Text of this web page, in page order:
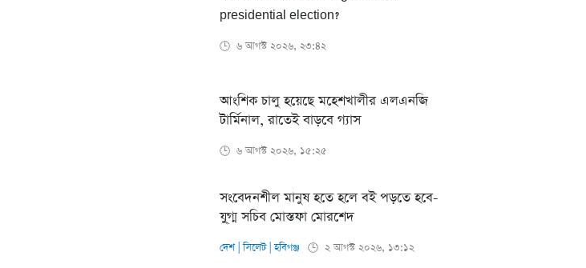
presidential election?
🕒 ৬ আগস্ট ২০২৬, ২৩:৪২
আংশিক চালু হয়েছে মহেশখালীর এলএনজি
টার্মিনাল, রাতেই বাড়বে গ্যাস
🕒 ৬ আগস্ট ২০২৬, ১৫:২৫
সংবেদনশীল মানুষ হতে হলে বই পড়তে হবে-
যু্গ্ম সচিব মোস্তফা মোরশেদ
দেশ|সিলেট|হবিগঞ্জ 🕒 ২ আগস্ট ২০২৬, ১৩:১২